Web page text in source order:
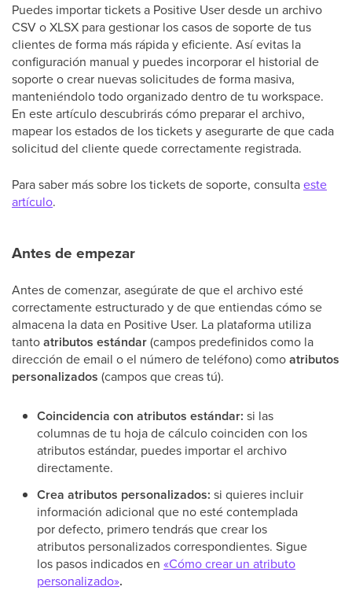
Puedes importar tickets a Positive User desde un archivo
CSV o XLSX para gestionar los casos de soporte de tus
clientes de forma más rápida y eficiente. Así evitas la
configuración manual y puedes incorporar el historial de
soporte o crear nuevas solicitudes de forma masiva,
manteniéndolo todo organizado dentro de tu workspace.
En este artículo descubrirás cómo preparar el archivo,
mapear los estados de los tickets y asegurarte de que cada
solicitud del cliente quede correctamente registrada.
Para saber más sobre los tickets de soporte, consultaeste
artículo.
Antes de empezar
Antes de comenzar, asegúrate de que el archivo esté
correctamente estructurado y de que entiendas cómo se
almacena la data en Positive User. La plataforma utiliza
tantoatributos estándar(campos predefinidos como la
dirección de email o el número de teléfono) comoatributos
personalizados (campos que creas tú).
Coincidencia con atributos estándar: si las
columnas de tu hoja de cálculo coinciden con los
atributos estándar, puedes importar el archivo
directamente.
Crea atributos personalizados: si quieres incluir
información adicional que no esté contemplada
por defecto, primero tendrás que crear los
atributos personalizados correspondientes. Sigue
los pasos indicados en «Cómo crear un atributo
personalizado».